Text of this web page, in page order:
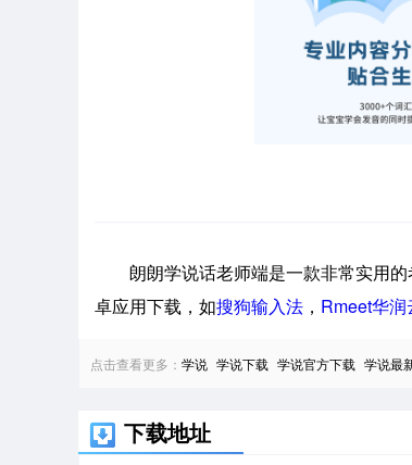
朗朗学说话老师端是一款非常实用的
卓应用下载，如搜狗输入法 ， Rmeet华润
点击查看更多： 学说 学说下载 学说官方下载 学说最
下载地址